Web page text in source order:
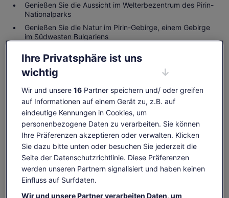
Genießen Sie die Aussicht im Welterbezentrum des Pirin-
Nationalparks
Genießen Sie die Natur im Pirin-Gebirge, einem Gebirge
im Südwesten Bulgariens
Bansko
Entspannen Sie sich bei einem komfortablen Hin- und
Rücktransfer ab Sofia
Melde dich bei deinem Konto an und
verdiene OneKeyCash, wenn du eine
Aktivität buchst
Anmelden
Ihre Privatsphäre ist uns
wichtig
Wir und unsere 16Partner speichern und/ oder greifen
auf Informationen auf einem Gerät zu, z.B. auf
eindeutige Kennungen in Cookies, um
personenbezogene Daten zu verarbeiten. Sie können
Ihre Präferenzen akzeptieren oder verwalten. Klicken
Sie dazu bitte unten oder besuchen Sie jederzeit die
Seite der Datenschutzrichtlinie. Diese Präferenzen
werden unseren Partnern signalisiert und haben keinen
Einfluss auf Surfdaten.
Wir und unsere Partner verarbeiten Daten, um